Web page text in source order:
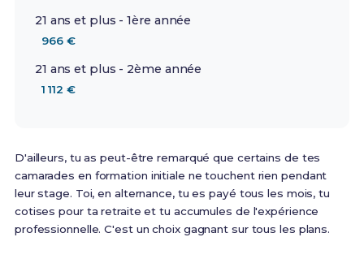
21 ans et plus - 1ère année
966 €
21 ans et plus - 2ème année
1 112 €
D'ailleurs, tu as peut-être remarqué que certains de tes
camarades en formation initiale ne touchent rien pendant
leur stage. Toi, en alternance, tu es payé tous les mois, tu
cotises pour ta retraite et tu accumules de l'expérience
professionnelle. C'est un choix gagnant sur tous les plans.